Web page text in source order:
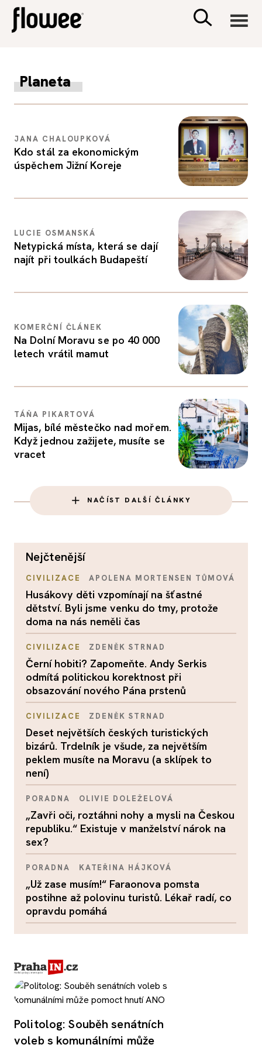
PSYCHOLOGIE
RODINA A DĚTI
Planeta
JANA CHALOUPKOVÁ
Kdo stál za ekonomickým
úspěchem Jižní Koreje
LUCIE OSMANSKÁ
Netypická místa, která se dají
najít při toulkách Budapeští
KOMERČNÍ ČLÁNEK
Na Dolní Moravu se po 40 000
letech vrátil mamut
TÁŇA PIKARTOVÁ
Mijas, bílé městečko nad mořem.
Když jednou zažijete, musíte se
vracet
NAČÍST DALŠÍ ČLÁNKY
nejčtenější
CIVILIZACE APOLENA MORTENSEN TŮMOVÁ
Husákovy děti vzpomínají na šťastné
dětství. Byli jsme venku do tmy, protože
doma na nás neměli čas
CIVILIZACE ZDENĚK STRNAD
Černí hobiti? Zapomeňte. Andy Serkis
odmítá politickou korektnost při
obsazování nového Pána prstenů
CIVILIZACE ZDENĚK STRNAD
Deset největších českých turistických
bizárů. Trdelník je všude, za největším
peklem musíte na Moravu (a sklípek to
není)
PORADNA OLIVIE DOLEŽELOVÁ
„Zavři oči, roztáhni nohy a mysli na Českou
republiku.“ Existuje v manželství nárok na
sex?
PORADNA KATEŘINA HÁJKOVÁ
„Už zase musím!“ Faraonova pomsta
postihne až polovinu turistů. Lékař radí, co
opravdu pomáhá
Politolog: Souběh senátních
voleb s komunálními může